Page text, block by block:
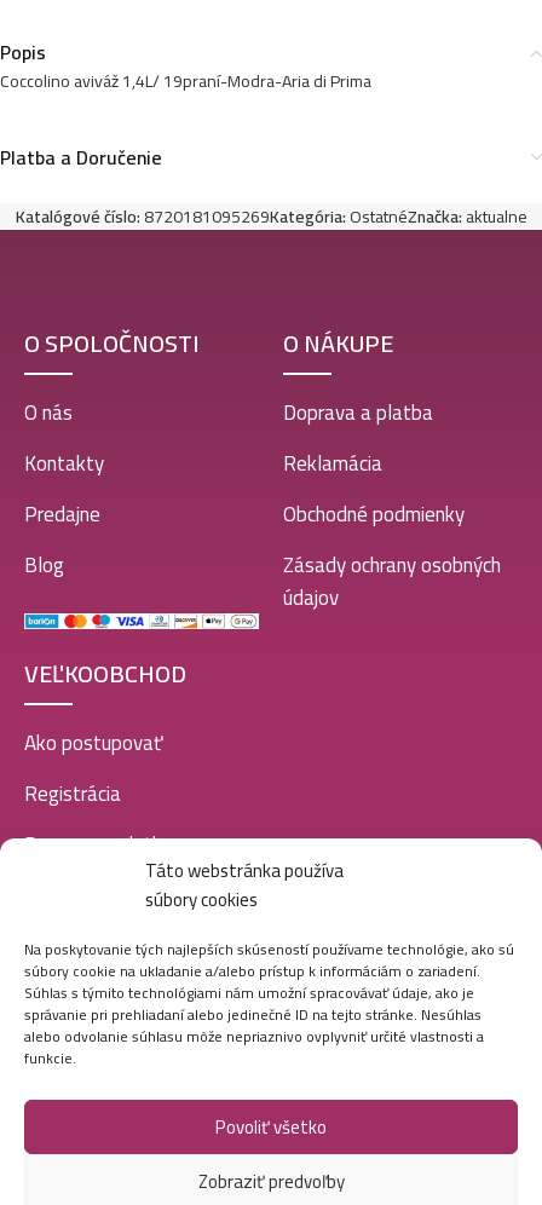
Táto webstránka používa
súbory cookies
Na poskytovanie tých najlepších skúseností používame technológie, ako sú
súbory cookie na ukladanie a/alebo prístup k informáciám o zariadení.
Súhlas s týmito technológiami nám umožní spracovávať údaje, ako je
správanie pri prehliadaní alebo jedinečné ID na tejto stránke. Nesúhlas
alebo odvolanie súhlasu môže nepriaznivo ovplyvniť určité vlastnosti a
funkcie.
Povoliť všetko
Zobraziť predvoľby
Popis
Coccolino aviváž 1,4L/ 19praní-Modra-Aria di Prima
Platba a Doručenie
Katalógové číslo:8720181095269Kategória:OstatnéZnačka:aktualne
O SPOLOČNOSTI
O nás
Kontakty
Predajne
Blog
O NÁKUPE
Doprava a platba
Reklamácia
Obchodné podmienky
Zásady ochrany osobných
údajov
VEĽKOOBCHOD
Ako postupovať
Registrácia
Doprava a platba
SOCIÁLNE SIETE
Marei.sk - Všetky práva vyhradené - 2026
Vytvorila digitálna agentúraAmetica.